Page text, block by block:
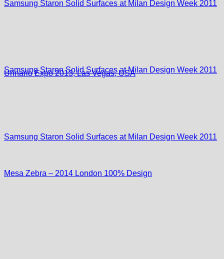
Samsung Staron Solid Surfaces at Milan Design Week 2011
Samsung Staron Solid Surfaces at Milan Design Week 2011
Samsung Staron Solid Surfaces at Milan Design Week 2011
Urinario Expo 2013, Las Vegas, USA
Mesa Zebra – 2014 London 100% Design